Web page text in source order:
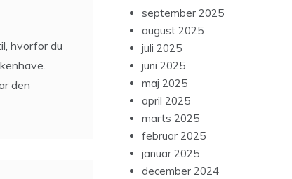
hvorfor du
den
september 2025
august 2025
juli 2025
juni 2025
maj 2025
april 2025
marts 2025
februar 2025
januar 2025
december 2024